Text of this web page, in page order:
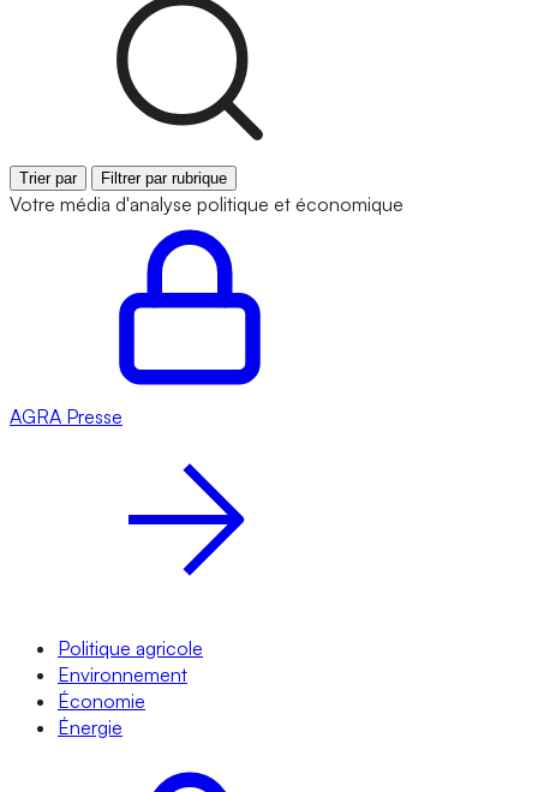
Trier par Filtrer par rubrique
Votre média d'analyse politique et économique
AGRA Presse
Politique agricole
Environnement
Économie
Énergie